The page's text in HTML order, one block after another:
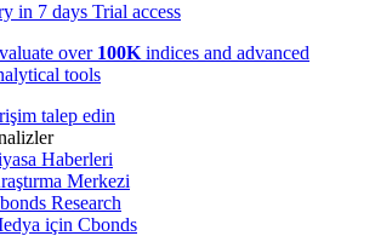
in 7 days Trial access
over 100K indices and advanced
tools
talep edin
Haberleri
Merkezi
Research
için Cbonds